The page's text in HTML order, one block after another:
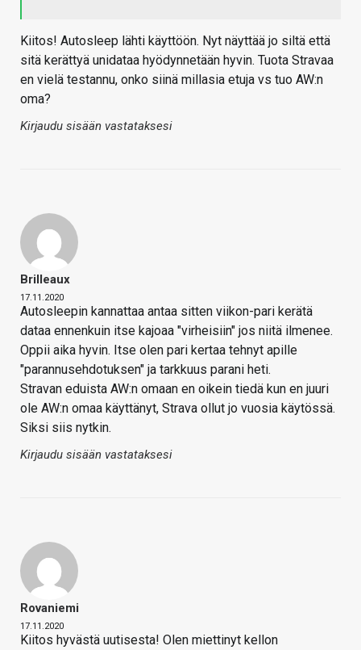
Kiitos! Autosleep lähti käyttöön. Nyt näyttää jo siltä että
sitä kerättyä unidataa hyödynnetään hyvin. Tuota Stravaa
en vielä testannu, onko siinä millasia etuja vs tuo AW:n
oma?
Kirjaudu sisään vastataksesi
Brilleaux
17.11.2020
Autosleepin kannattaa antaa sitten viikon-pari kerätä
dataa ennenkuin itse kajoaa "virheisiin" jos niitä ilmenee.
Oppii aika hyvin. Itse olen pari kertaa tehnyt apille
"parannusehdotuksen" ja tarkkuus parani heti.
Stravan eduista AW:n omaan en oikein tiedä kun en juuri
ole AW:n omaa käyttänyt, Strava ollut jo vuosia käytössä.
Siksi siis nytkin.
Kirjaudu sisään vastataksesi
Rovaniemi
17.11.2020
Kiitos hyvästä uutisesta! Olen miettinyt kellon